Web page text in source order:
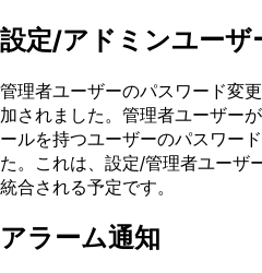
設定/アドミンユーザ
管理者ユーザーのパスワード変
加されました。管理者ユーザー
ールを持つユーザーのパスワー
た。これは、設定/管理者ユーザ
統合される予定です。
アラーム通知